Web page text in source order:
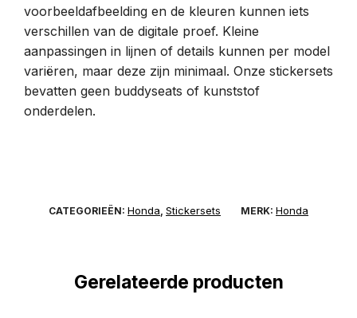
voorbeeldafbeelding en de kleuren kunnen iets
verschillen van de digitale proef. Kleine
aanpassingen in lijnen of details kunnen per model
variëren, maar deze zijn minimaal. Onze stickersets
bevatten geen buddyseats of kunststof
onderdelen.
CATEGORIEËN: Honda Stickersets MERK: Honda
Gerelateerde producten